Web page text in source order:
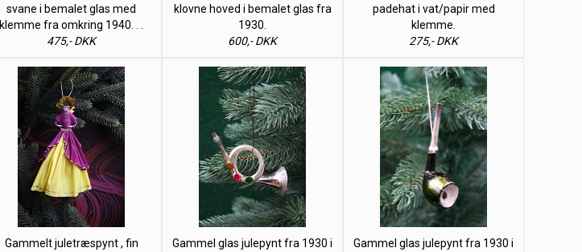
svane i bemalet glas med
klemme fra omkring 1940. . .
475,- DKK
klovne hoved i bemalet glas fra
1930.
600,- DKK
padehat i vat/papir med
klemme.
275,- DKK
Gammelt juletræspynt , fin
Gammel glas julepynt fra 1930 i
Gammel glas julepynt fra 1930 i